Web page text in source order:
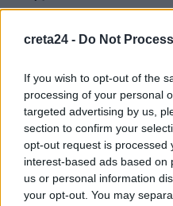
creta24 - Do Not
If you wish to opt-out of the
processing of your personal
targeted advertising by us,
section to confirm your
opt-out request is processed
interest-based ads based on
us or personal information
your opt-out. You may
6 Αυγούστου, 2026
Πυροσβεστικής
6 Αυγούστου, 2026
Στα έργα του ΒΟΑΚ Δήμας –
6 Αυγούστου, 2026
Ο Κυριάκος Μητσοτάκης